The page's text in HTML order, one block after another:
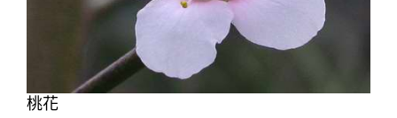
桃花